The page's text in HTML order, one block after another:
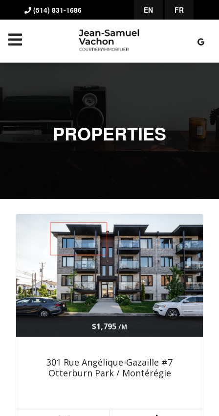
(514) 831-1686 EN FR
PROPERTIES
$1,795 /M
301 Rue Angélique-Gazaille #7
Otterburn Park / Montérégie